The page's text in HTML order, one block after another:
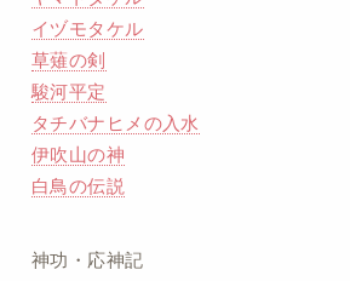
イヅモタケル
草薙の剣
駿河平定
タチバナヒメの入水
伊吹山の神
白鳥の伝説
神功・応神記